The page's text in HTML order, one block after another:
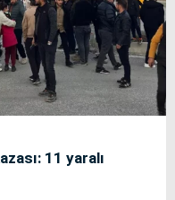
11 yaralı